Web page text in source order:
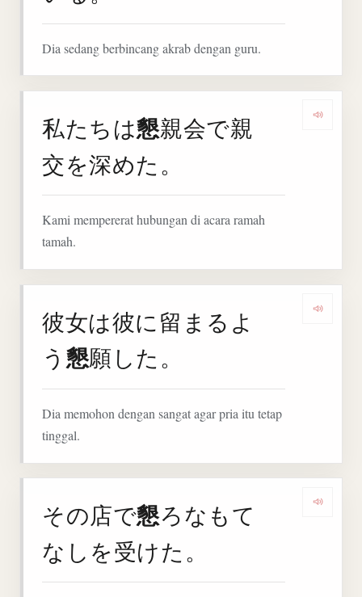
Dia sedang berbincang akrab dengan guru.
私たちは懇親会で親
交を深めた。
Kami mempererat hubungan di acara ramah
tamah.
彼女は彼に留まるよ
う 懇願した。
Dia memohon dengan sangat agar pria itu tetap
tinggal.
その店で懇ろなもて
なしを受けた。